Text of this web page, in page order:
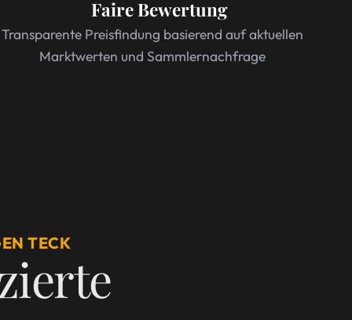
Faire Bewertung
Transparente Preisfindung basierend auf aktuellen
Marktwerten und Sammlernachfrage
TECK